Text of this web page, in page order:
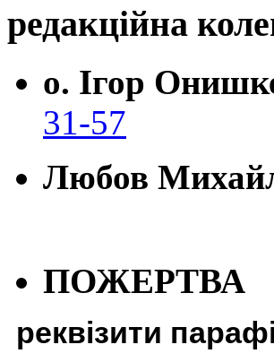
редакційна
о. Ігор
31-57
Любов
ПОЖЕРТВА
реквізити